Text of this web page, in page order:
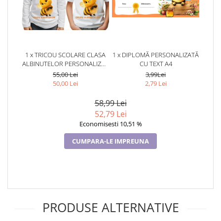
1 x TRICOU SCOLARE CLASA
ALBINUTELOR PERSONALIZAT
PENTRU ABSOLVENTI DE
SCOALA SAU GRADINITA
55,00 Lei
50,00 Lei
1 x DIPLOMĂ PERSONALIZATĂ
CU TEXT A4
3,99Lei
2,79 Lei
58,99 Lei
52,79 Lei
Economisesti 10,51 %
CUMPARA-LE IMPREUNA
PRODUSE ALTERNATIVE